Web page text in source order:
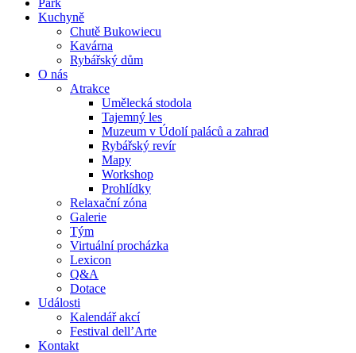
Park
Kuchyně
Chutě Bukowiecu
Kavárna
Rybářský dům
O nás
Atrakce
Umělecká stodola
Tajemný les
Muzeum v Údolí paláců a zahrad
Rybářský revír
Mapy
Workshop
Prohlídky
Relaxační zóna
Galerie
Tým
Virtuální procházka
Lexicon
Q&A
Dotace
Události
Kalendář akcí
Festival dell’Arte
Kontakt